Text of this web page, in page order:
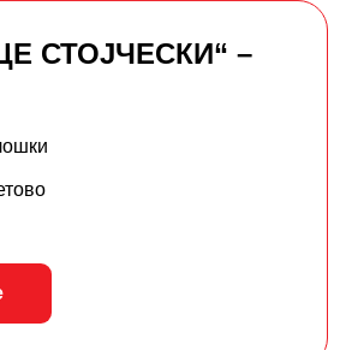
СТОЈЧЕСКИ“ –